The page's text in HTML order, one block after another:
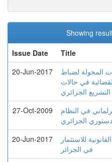
Showing
Issue Date
Title
20-Jun-2017
المخولة لضباط
في حالات
الجزائري
27-Oct-2009
في النظام
الجزائري
20-Jun-2017
للاستثمار
في الجزائر